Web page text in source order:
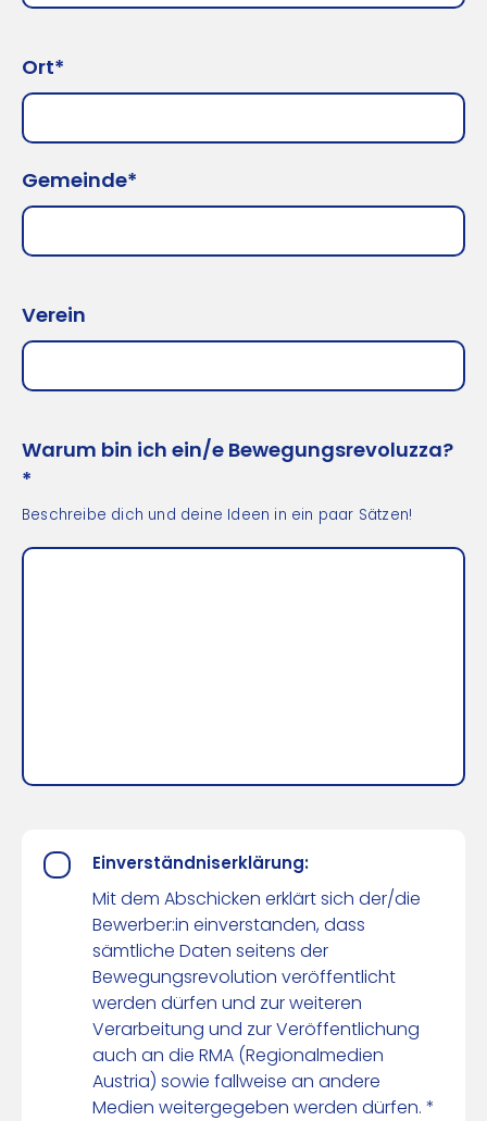
Ort*
Gemeinde*
Verein
Warum bin ich ein/e Bewegungsrevoluzza?
*
Beschreibe dich und deine Ideen in ein paar Sätzen!
Einverständniserklärung:
Mit dem Abschicken erklärt sich der/die
Bewerber:in einverstanden, dass
sämtliche Daten seitens der
Bewegungsrevolution veröffentlicht
werden dürfen und zur weiteren
Verarbeitung und zur Veröffentlichung
auch an die RMA (Regionalmedien
Austria) sowie fallweise an andere
Medien weitergegeben werden dürfen. *